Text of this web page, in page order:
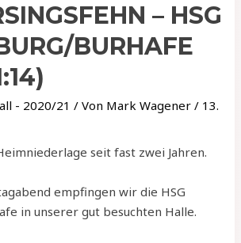
– HSG
BURHAFE
- 2020/21 / Von Mark Wagener / 13.
seit fast zwei Jahren.
empfingen wir die HSG
in unserer gut besuchten Halle.